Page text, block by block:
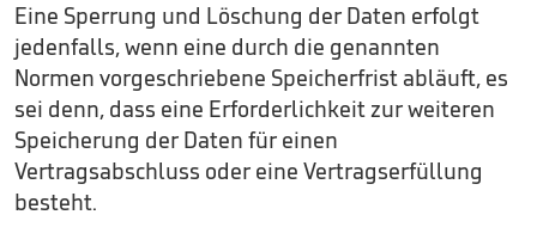
Eine Sperrung und Löschung der Daten erfolgt
jedenfalls, wenn eine durch die genannten
Normen vorgeschriebene Speicherfrist abläuft, es
sei denn, dass eine Erforderlichkeit zur weiteren
Speicherung der Daten für einen
Vertragsabschluss oder eine Vertragserfüllung
besteht.